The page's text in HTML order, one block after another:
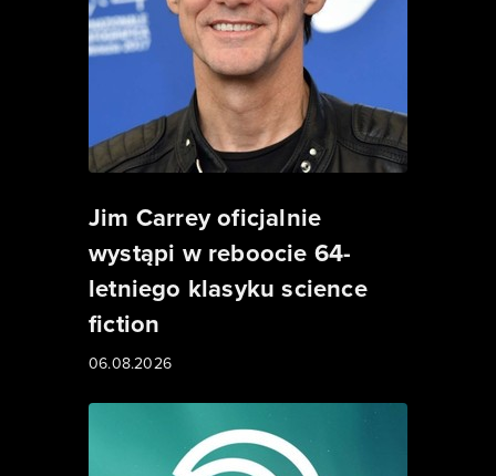
Jim Carrey oficjalnie
wystąpi w reboocie 64-
letniego klasyku science
fiction
06.08.2026